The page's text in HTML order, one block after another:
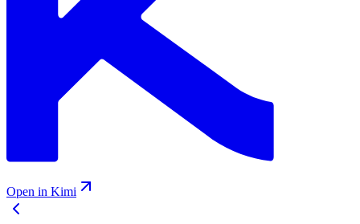
Open in Kimi